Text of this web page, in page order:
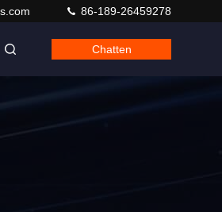
86-189-26459278
Chatten